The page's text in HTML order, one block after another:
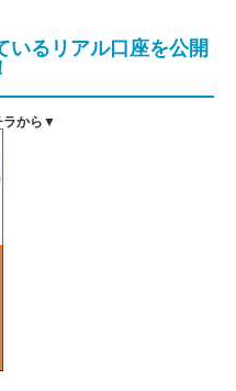
いるリアル口座を公開
ラから▼